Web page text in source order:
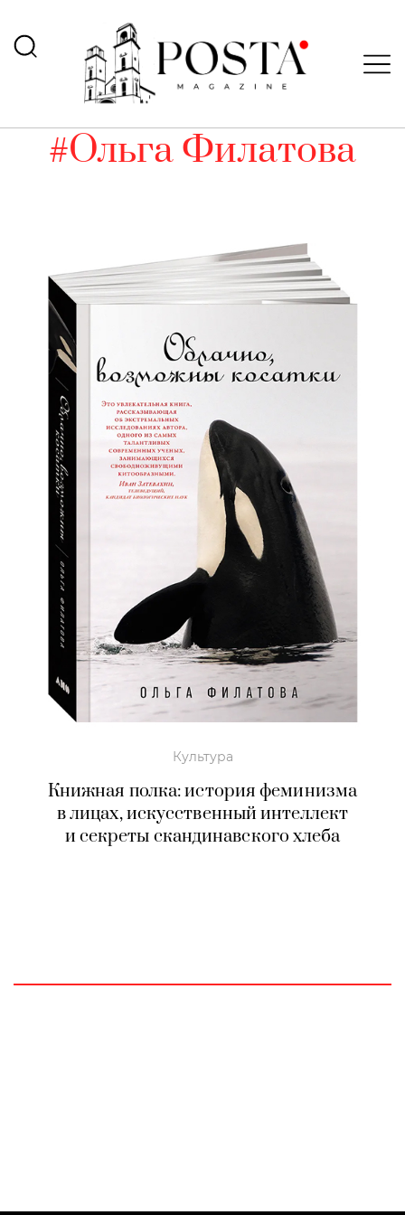
#Ольга Филатова
Культура
Книжная полка: история феминизма
в лицах, искусственный интеллект
и секреты скандинавского хлеба